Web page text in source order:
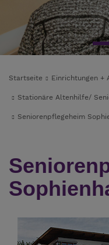
Startseite Einrichtungen +
Stationäre Altenhilfe/
Seniorenpflegeheim